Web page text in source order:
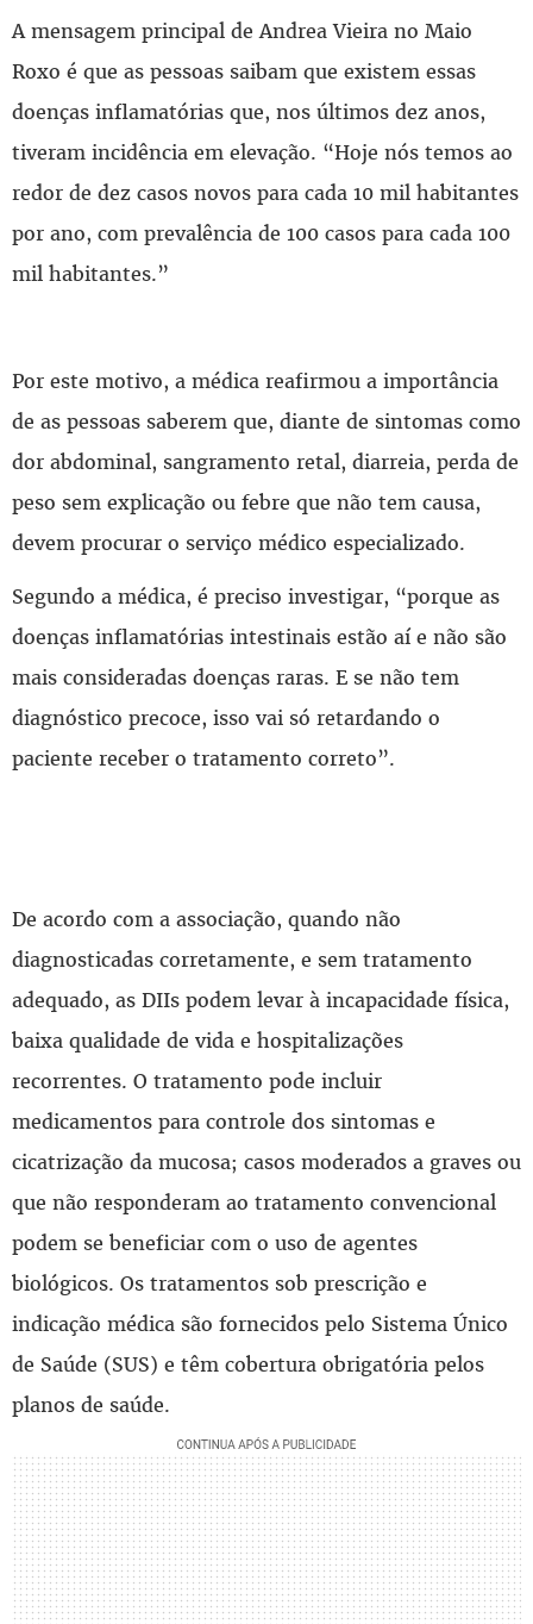
A mensagem principal de Andrea Vieira no Maio
Roxo é que as pessoas saibam que existem essas
doenças inflamatórias que, nos últimos dez anos,
tiveram incidência em elevação. “Hoje nós temos ao
redor de dez casos novos para cada 10 mil habitantes
por ano, com prevalência de 100 casos para cada 100
mil habitantes.”
Por este motivo, a médica reafirmou a importância
de as pessoas saberem que, diante de sintomas como
dor abdominal, sangramento retal, diarreia, perda de
peso sem explicação ou febre que não tem causa,
devem procurar o serviço médico especializado.
Segundo a médica, é preciso investigar, “porque as
doenças inflamatórias intestinais estão aí e não são
mais consideradas doenças raras. E se não tem
diagnóstico precoce, isso vai só retardando o
paciente receber o tratamento correto”.
De acordo com a associação, quando não
diagnosticadas corretamente, e sem tratamento
adequado, as DIIs podem levar à incapacidade física,
baixa qualidade de vida e hospitalizações
recorrentes. O tratamento pode incluir
medicamentos para controle dos sintomas e
cicatrização da mucosa; casos moderados a graves ou
que não responderam ao tratamento convencional
podem se beneficiar com o uso de agentes
biológicos. Os tratamentos sob prescrição e
indicação médica são fornecidos pelo Sistema Único
de Saúde (SUS) e têm cobertura obrigatória pelos
planos de saúde.